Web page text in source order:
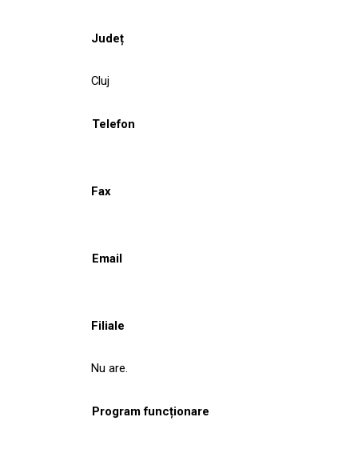
Județ
Cluj
Telefon
Fax
Email
Filiale
Nu are.
Program funcționare